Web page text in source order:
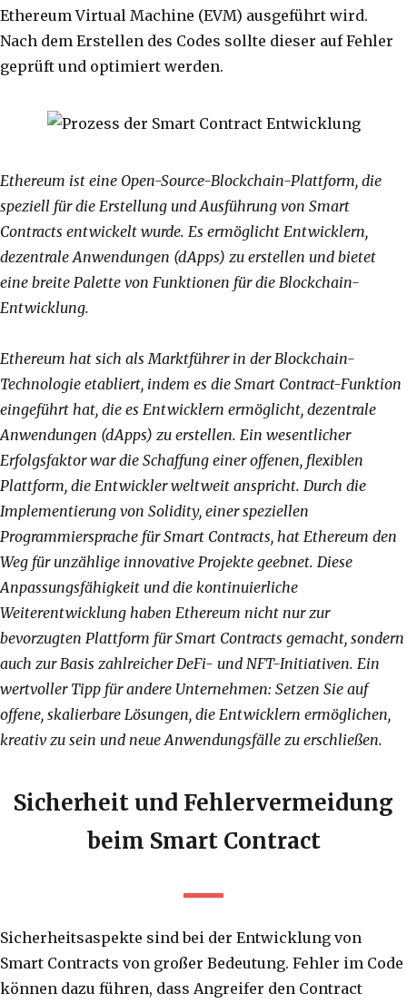
Ethereum Virtual Machine (EVM) ausgeführt wird.
Nach dem Erstellen des Codes sollte dieser auf Fehler
geprüft und optimiert werden.
Ethereum ist eine Open-Source-Blockchain-Plattform, die
speziell für die Erstellung und Ausführung von Smart
Contracts entwickelt wurde. Es ermöglicht Entwicklern,
dezentrale Anwendungen (dApps) zu erstellen und bietet
eine breite Palette von Funktionen für die Blockchain-
Entwicklung.
Ethereum hat sich als Marktführer in der Blockchain-
Technologie etabliert, indem es die Smart Contract-Funktion
eingeführt hat, die es Entwicklern ermöglicht, dezentrale
Anwendungen (dApps) zu erstellen. Ein wesentlicher
Erfolgsfaktor war die Schaffung einer offenen, flexiblen
Plattform, die Entwickler weltweit anspricht. Durch die
Implementierung von Solidity, einer speziellen
Programmiersprache für Smart Contracts, hat Ethereum den
Weg für unzählige innovative Projekte geebnet. Diese
Anpassungsfähigkeit und die kontinuierliche
Weiterentwicklung haben Ethereum nicht nur zur
bevorzugten Plattform für Smart Contracts gemacht, sondern
auch zur Basis zahlreicher DeFi- und NFT-Initiativen. Ein
wertvoller Tipp für andere Unternehmen: Setzen Sie auf
offene, skalierbare Lösungen, die Entwicklern ermöglichen,
kreativ zu sein und neue Anwendungsfälle zu erschließen.
Sicherheit und Fehlervermeidung
beim Smart Contract
Sicherheitsaspekte sind bei der Entwicklung von
Smart Contracts von großer Bedeutung. Fehler im Code
können dazu führen, dass Angreifer den Contract